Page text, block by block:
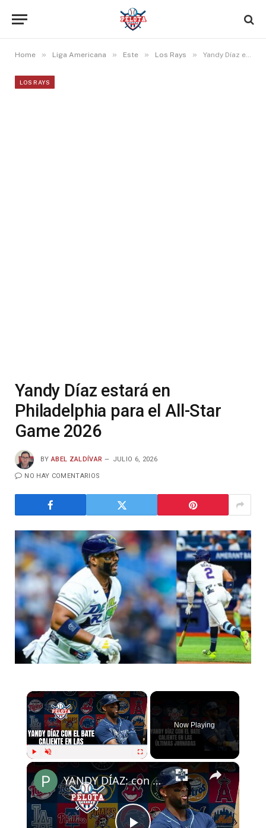
Home » Liga Americana » Este » Los Rays » Yandy Díaz estará en Philadelphia para el All-Star Game 2026
LOS RAYS
Yandy Díaz estará en
Philadelphia para el All-Star
Game 2026
BY ABEL ZALDÍVAR JULIO 6, 2026
NO HAY COMENTARIOS
×
Play
Now Playing
×
YANDY DÍAZ: con el bate caliente en MLB